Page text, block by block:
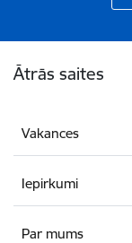
Ātrās saites
Vakances
Iepirkumi
Par mums